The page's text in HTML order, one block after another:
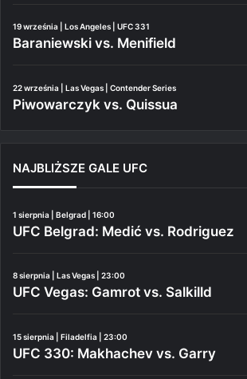
19 września | Los Angeles | UFC 331
Baraniewski vs. Menifield
22 września | Las Vegas | Contender Series
Piwowarczyk vs. Quissua
NAJBLIŻSZE GALE UFC
1 sierpnia | Belgrad | 16:00
UFC Belgrad: Medić vs. Rodriguez
8 sierpnia | Las Vegas | 23:00
UFC Vegas: Gamrot vs. Salkilld
15 sierpnia | Filadelfia | 23:00
UFC 330: Makhachev vs. Garry